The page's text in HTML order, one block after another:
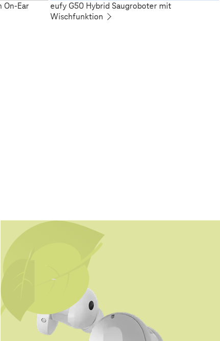
On-Ear
eufy G50 Hybrid Saugroboter mit
Wischfunktion